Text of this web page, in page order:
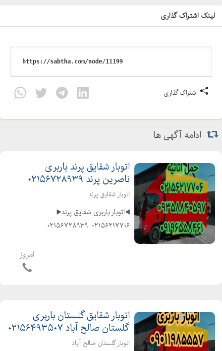
لینک اشتراک گذاری
اشتراک گذاری
ادامه آگهی ها
اتوبار شقایق پرند باربری
ناصرین پرند ۰۲۱۵۶۷۲۸۹۳۹
اتوبار شقایق پرند
◀️اتوبار باربری شقایق پرند▶️
۰۲۱۵۶۲۱۷۷۰۶ ️ ۰۲۱۵۶۷۲۸۹۳۹
◀️متخصص در حمل و نقل اثاثیه منزلامروز
اتوبار شقایق گلستان باربری
گلستان صالح آباد ۰۲۱۵۶۴۹۳۵۰۷
اتوبار گلستان صالح آباد